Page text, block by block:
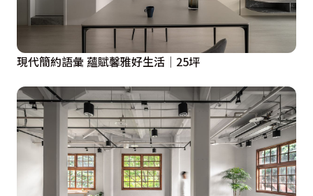
現代簡約語彙 蘊賦馨雅好生活│25坪